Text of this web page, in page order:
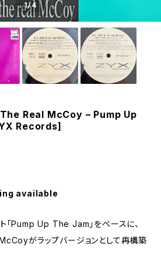
1/4
Real McCoy – Pump Up
Records]
available
Pump Up The Jam」をベースに、
がラップバージョンとして再構築